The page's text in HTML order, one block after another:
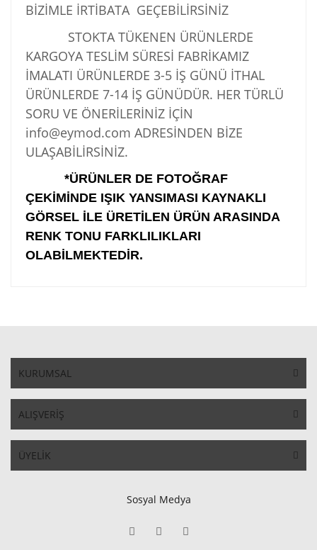
BİZİMLE İRTİBATA GEÇEBİLİRSİNİZ
STOKTA TÜKENEN ÜRÜNLERDE
KARGOYA TESLİM SÜRESİ FABRİKAMIZ
İMALATI ÜRÜNLERDE 3-5 İŞ GÜNÜ İTHAL
ÜRÜNLERDE 7-14 İŞ GÜNÜDÜR. HER TÜRLÜ
SORU VE ÖNERİLERİNİZ İÇİN
info@eymod.com ADRESİNDEN BİZE
ULAŞABİLİRSİNİZ.
*ÜRÜNLER DE FOTOĞRAF
ÇEKİMİNDE IŞIK YANSIMASI KAYNAKLI
GÖRSEL İLE ÜRETİLEN ÜRÜN ARASINDA
RENK TONU FARKLILIKLARI
OLABİLMEKTEDİR.
KURUMSAL
ALIŞVERİŞ
ÜYELİK
Sosyal Medya